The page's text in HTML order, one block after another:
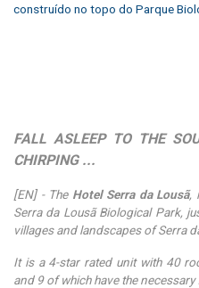
construído no topo do Parque
FALL ASLEEP TO THE
CHIRPING ...
[EN] - The Hotel Serra da Lousã,
Serra da Lousã Biological Park,
villages and landscapes of Serra
It is a 4-star rated unit with 40
and 9 of which have the